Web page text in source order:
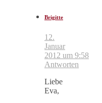
Brigitte
12.
Januar
2012 um 9:58
Antworten
Liebe
Eva,